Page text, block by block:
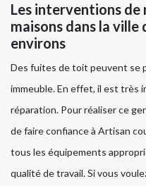
Les interventions
maisons dans la
environs
Des fuites de toit peuvent se
immeuble. En effet, il est très
réparation. Pour réaliser ce
de faire confiance à Artisan
tous les équipements
qualité de travail. Si vous